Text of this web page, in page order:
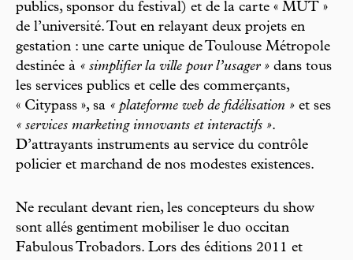
publics, sponsor du festival) et de la carte « MUT »
de l’université. Tout en relayant deux projets en
gestation : une carte unique de Toulouse Métropole
destinée à « simplifier la ville pour l’usager » dans tous
les services publics et celle des commerçants,
« Citypass », sa « plateforme web de fidélisation » et ses
« services marketing innovants et interactifs ».
D’attrayants instruments au service du contrôle
policier et marchand de nos modestes existences.
Ne reculant devant rien, les concepteurs du show
sont allés gentiment mobiliser le duo occitan
Fabulous Trobadors. Lors des éditions 2011 et